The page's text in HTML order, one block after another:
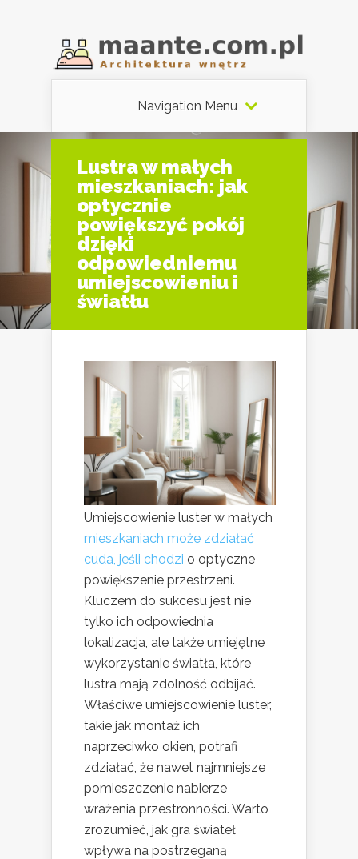
Navigation Menu
Lustra w małych
mieszkaniach: jak
optycznie
powiększyć pokój
dzięki
odpowiedniemu
umiejscowieniu i
światłu
Umiejscowienie luster w małych
mieszkaniach może zdziałać
cuda, jeśli chodzi o optyczne
powiększenie przestrzeni.
Kluczem do sukcesu jest nie
tylko ich odpowiednia
lokalizacja, ale także umiejętne
wykorzystanie światła, które
lustra mają zdolność odbijać.
Właściwe umiejscowienie luster,
takie jak montaż ich
naprzeciwko okien, potrafi
zdziałać, że nawet najmniejsze
pomieszczenie nabierze
wrażenia przestronności. Warto
zrozumieć, jak gra świateł
wpływa na postrzeganą